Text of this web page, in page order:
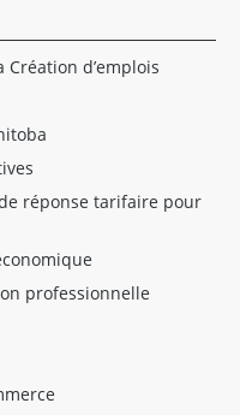
d’emplois
réponse tarifaire pour
professionnelle